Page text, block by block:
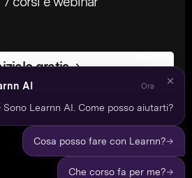
gratis →
AI Ora
Sono Learnn AI. Come posso aiutarti?
Cosa posso fare con Learnn?→
Che corso fa per me?→